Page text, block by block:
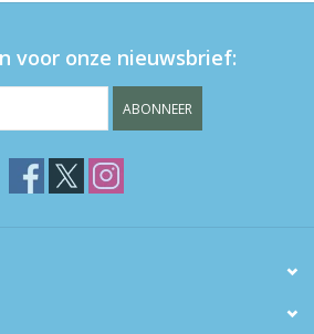
voor onze nieuwsbrief:
ABONNEER